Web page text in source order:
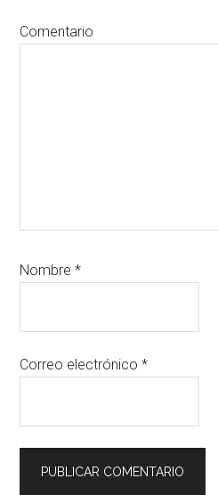
Comentario
Nombre*
Correo electrónico*